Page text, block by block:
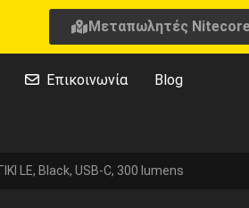
Μεταπωλητές
Επικοινωνία Blog
LE, Black, USB-C, 300 lumens